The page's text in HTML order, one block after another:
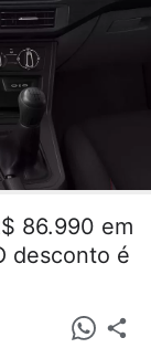
86.990 em
desconto é